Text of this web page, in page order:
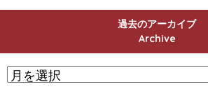
過去のアーカイブ
Archive